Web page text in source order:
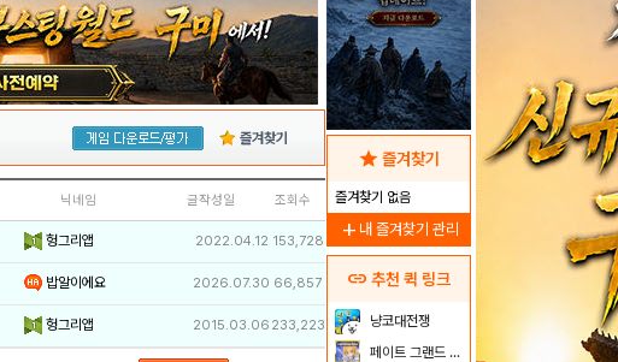
즐겨찾기
닉네임 글작성일 조회수
헝그리앱 2022.04.12 153,728
밥알이에요 2026.07.30 66,857
헝그리앱 2015.03.06 233,223
star 즐겨찾기
즐겨찾기 없음
add 내 즐겨찾기 관리
link 추천 퀵 링크
냥코대전쟁
페이트 그랜드 오더